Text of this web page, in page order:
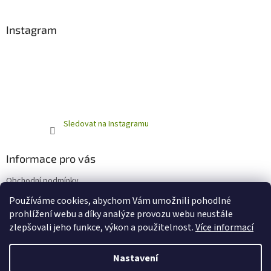
Používáme cookies, abychom Vám umožnili pohodlné
prohlížení webu a díky analýze provozu webu neustále
zlepšovali jeho funkce, výkon a použitelnost.Více informací
Nastavení
Instagram
Sledovat na Instagramu
Informace pro vás
Obchodní podmínky
Podmínky ochrany osobních údajů